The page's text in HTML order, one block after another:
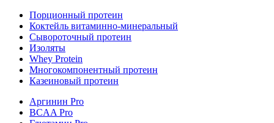
Порционный протеин
Коктейль витаминно-минеральный
Сывороточный протеин
Изоляты
Whey Protein
Многокомпонентный протеин
Казеиновый протеин
Аргинин Pro
BCAA Pro